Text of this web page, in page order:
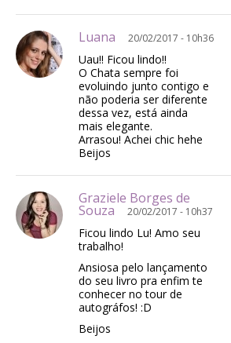
Luana 20/02/2017 - 10h36
Uau!! Ficou lindo!!
O Chata sempre foi
evoluindo junto contigo e
não poderia ser diferente
dessa vez, está ainda
mais elegante.
Arrasou! Achei chic hehe
Beijos
Graziele Borges de
Souza 20/02/2017 - 10h37
Ficou lindo Lu! Amo seu
trabalho!
Ansiosa pelo lançamento
do seu livro pra enfim te
conhecer no tour de
autográfos! :D
Beijos